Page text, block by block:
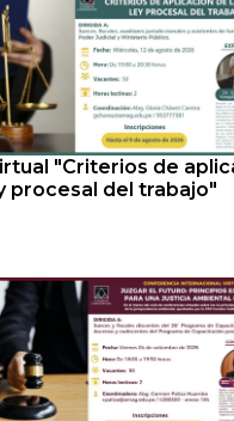
"Criterios de
procesal del trabajo"